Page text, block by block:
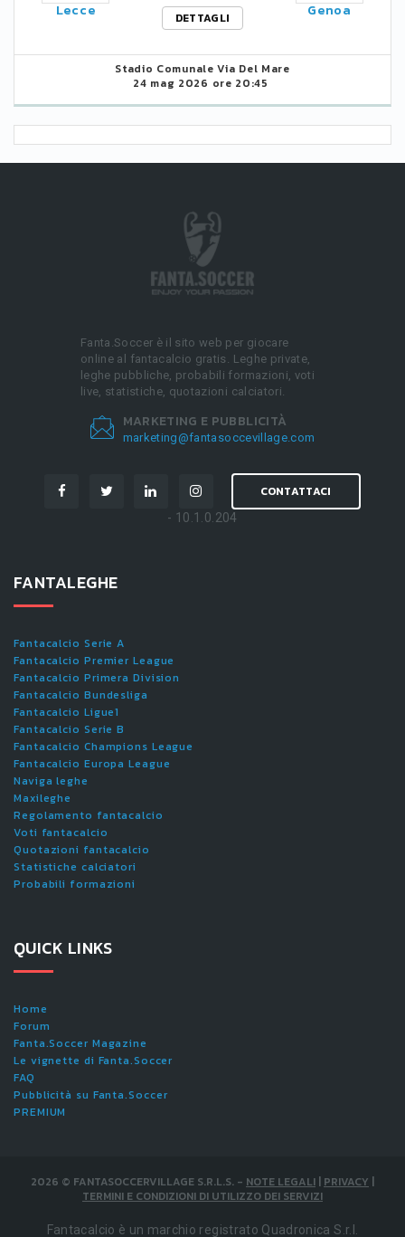
Lecce
DETTAGLI
Genoa
Stadio Comunale Via Del Mare
24 mag 2026 ore 20:45
Fanta.Soccer è il sito web per giocare
online al fantacalcio gratis. Leghe private,
leghe pubbliche, probabili formazioni, voti
live, statistiche, quotazioni calciatori.
MARKETING E PUBBLICITÀ
marketing@fantasoccevillage.com
CONTATTACI
- 10.1.0.204
FANTALEGHE
Fantacalcio Serie A
Fantacalcio Premier League
Fantacalcio Primera Division
Fantacalcio Bundesliga
Fantacalcio Ligue1
Fantacalcio Serie B
Fantacalcio Champions League
Fantacalcio Europa League
Naviga leghe
Maxileghe
Regolamento fantacalcio
Voti fantacalcio
Quotazioni fantacalcio
Statistiche calciatori
Probabili formazioni
QUICK LINKS
Home
Forum
Fanta.Soccer Magazine
Le vignette di Fanta.Soccer
FAQ
Pubblicità su Fanta.Soccer
PREMIUM
2026 © FANTASOCCERVILLAGE S.R.L.S. - NOTE LEGALI | PRIVACY |
TERMINI E CONDIZIONI DI UTILIZZO DEI SERVIZI
Fantacalcio è un marchio registrato Quadronica S.r.l.